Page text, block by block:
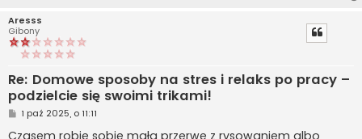
Aresss
Gibony
Re: Domowe sposoby na stres i relaks po pracy –
podzielcie się swoimi trikami!
P
s
1 paź 2025, o 11:11